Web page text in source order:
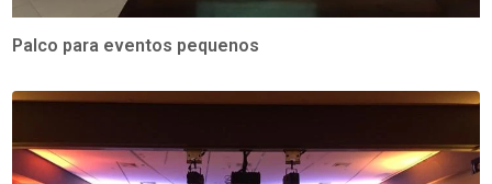
Palco para eventos pequenos